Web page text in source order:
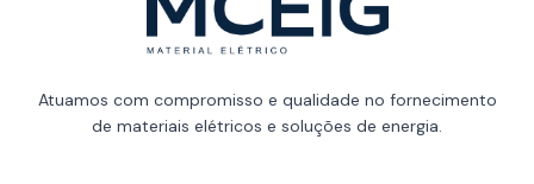
Atuamos com compromisso e qualidade no fornecimento
de materiais elétricos e soluções de energia.